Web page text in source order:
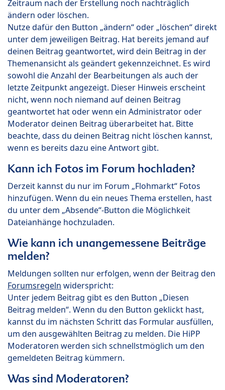
Zeitraum nach der Erstellung noch nachträglich
ändern oder löschen.
Nutze dafür den Button „ändern“ oder „löschen“ direkt
unter dem jeweiligen Beitrag. Hat bereits jemand auf
deinen Beitrag geantwortet, wird dein Beitrag in der
Themenansicht als geändert gekennzeichnet. Es wird
sowohl die Anzahl der Bearbeitungen als auch der
letzte Zeitpunkt angezeigt. Dieser Hinweis erscheint
nicht, wenn noch niemand auf deinen Beitrag
geantwortet hat oder wenn ein Administrator oder
Moderator deinen Beitrag überarbeitet hat. Bitte
beachte, dass du deinen Beitrag nicht löschen kannst,
wenn es bereits dazu eine Antwort gibt.
Kann ich Fotos im Forum hochladen?
Derzeit kannst du nur im Forum „Flohmarkt“ Fotos
hinzufügen. Wenn du ein neues Thema erstellen, hast
du unter dem „Absende“-Button die Möglichkeit
Dateianhänge hochzuladen.
Wie kann ich unangemessene Beiträge
melden?
Meldungen sollten nur erfolgen, wenn der Beitrag den
Forumsregeln widerspricht:
Unter jedem Beitrag gibt es den Button „Diesen
Beitrag melden“. Wenn du den Button geklickt hast,
kannst du im nächsten Schritt das Formular ausfüllen,
um den ausgewählten Beitrag zu melden. Die HiPP
Moderatoren werden sich schnellstmöglich um den
gemeldeten Beitrag kümmern.
Was sind Moderatoren?